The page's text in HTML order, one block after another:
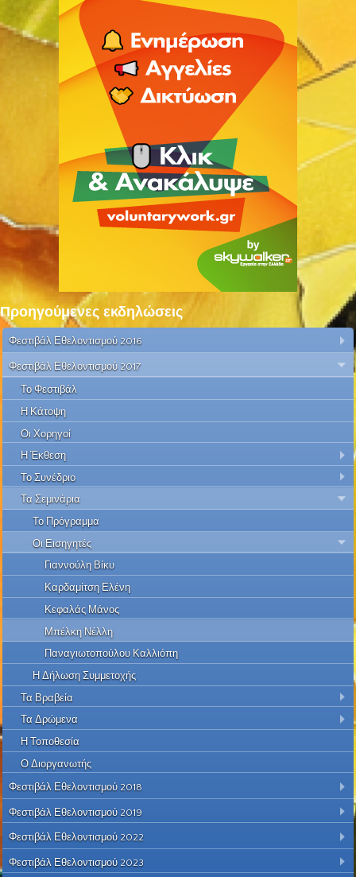
Προηγούμενες εκδηλώσεις
Φεστιβάλ Εθελοντισμού 2016
Φεστιβάλ Εθελοντισμού 2017
Το Φεστιβάλ
Η Κάτοψη
Οι Χορηγοί
Η Έκθεση
Το Συνέδριο
Τα Σεμινάρια
Το Πρόγραμμα
Οι Εισηγητές
Γιαννούλη Βίκυ
Καρδαμίτση Ελένη
Κεφαλάς Μάνος
Μπέλκη Νέλλη
Παναγιωτοπούλου Καλλιόπη
Η Δήλωση Συμμετοχής
Τα Βραβεία
Τα Δρώμενα
Η Τοποθεσία
Ο Διοργανωτής
Φεστιβάλ Εθελοντισμού 2018
Φεστιβάλ Εθελοντισμού 2019
Φεστιβάλ Εθελοντισμού 2022
Φεστιβάλ Εθελοντισμού 2023